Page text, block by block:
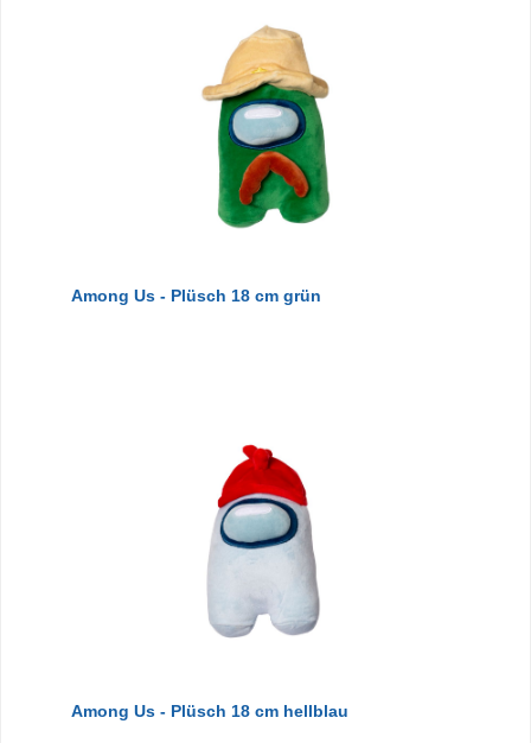
Among Us - Plüsch 18 cm grün
Among Us - Plüsch 18 cm hellblau